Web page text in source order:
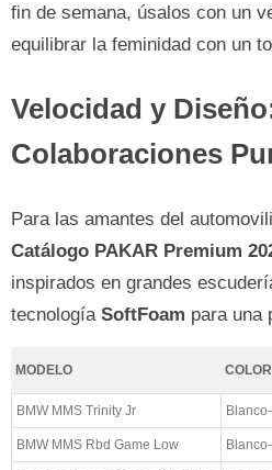
fin de semana, úsalos con un
equilibrar la feminidad con un
Velocidad y
Colaboraciones
Para las amantes del
Catálogo PAKAR Premium
inspirados en grandes
tecnología SoftFoam para una
MODELO COLOR
BMW MMS Trinity Jr
BMW MMS Rbd Game Low